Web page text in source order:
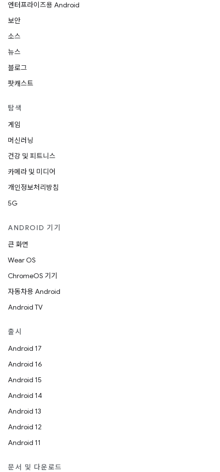
엔터프라이즈용 Android
보안
소스
뉴스
블로그
팟캐스트
탐색
게임
머신러닝
건강 및 피트니스
카메라 및 미디어
개인정보처리방침
5G
ANDROID 기기
큰 화면
Wear OS
ChromeOS 기기
자동차용 Android
Android TV
출시
Android 17
Android 16
Android 15
Android 14
Android 13
Android 12
Android 11
문서 및 다운로드